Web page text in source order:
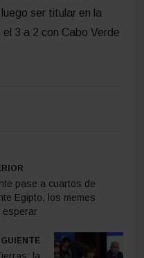
ser titular en la
3 a 2 con Cabo Verde
pase a cuartos de
Egipto, los memes
esperar
la